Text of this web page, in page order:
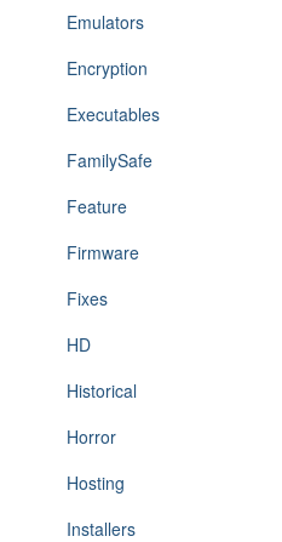
Emulators
Encryption
Executables
FamilySafe
Feature
Firmware
Fixes
HD
Historical
Horror
Hosting
Installers